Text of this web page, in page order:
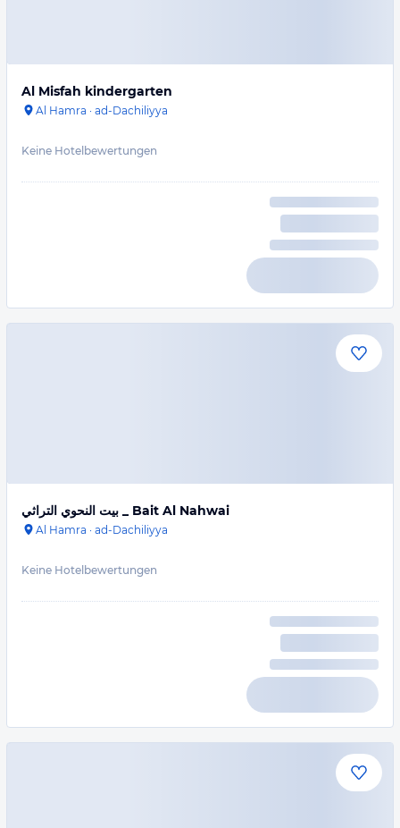
Al Misfah kindergarten
Al Hamra · ad-Dachiliyya
Keine Hotelbewertungen
بيت النحوي التراثي _ Bait Al Nahwai
Al Hamra · ad-Dachiliyya
Keine Hotelbewertungen